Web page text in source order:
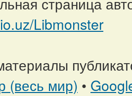
Libmonster
(весь мир) •